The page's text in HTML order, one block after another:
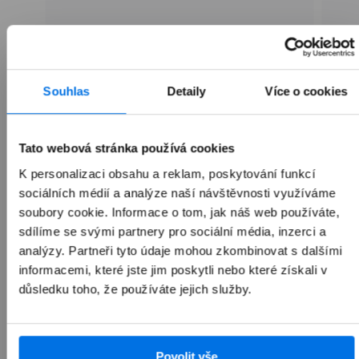
Souhlas Detaily Více o cookies
Tato webová stránka používá cookies
K personalizaci obsahu a reklam, poskytování funkcí
sociálních médií a analýze naší návštěvnosti využíváme
soubory cookie. Informace o tom, jak náš web používáte,
sdílíme se svými partnery pro sociální média, inzerci a
analýzy. Partneři tyto údaje mohou zkombinovat s dalšími
informacemi, které jste jim poskytli nebo které získali v
důsledku toho, že používáte jejich služby.
Povolit vše
Přehled
Popis
Peak Design Everyday Case pro iPhone 17